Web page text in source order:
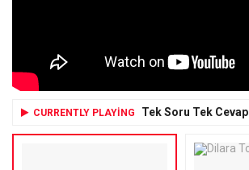
CURRENTLY PLAYING Tek Soru Tek Cevap